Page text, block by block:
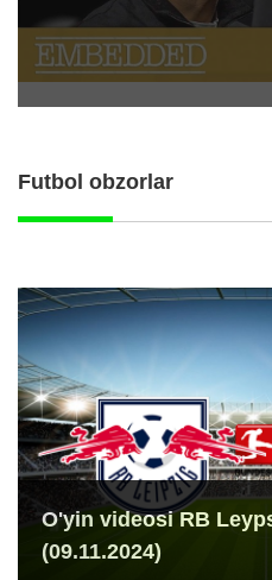
Futbol obzorlar
O'yin videosi RB
(09.11.2024)